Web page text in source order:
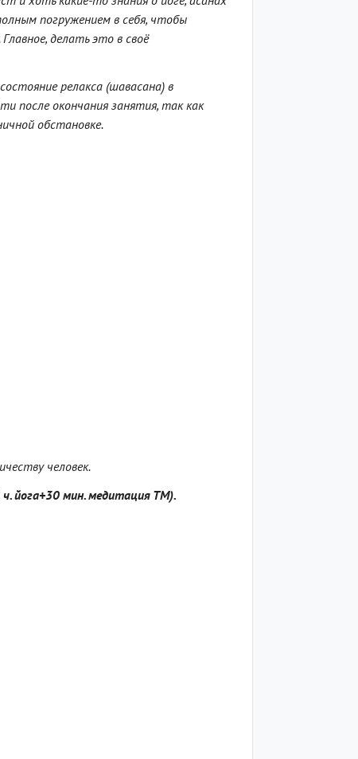
погружением в себя, чтобы
Главное, делать это в своё
релакса (шавасана) в
после окончания занятия, так как
обстановке.
человек.
йога+30 мин. медитация ТМ).